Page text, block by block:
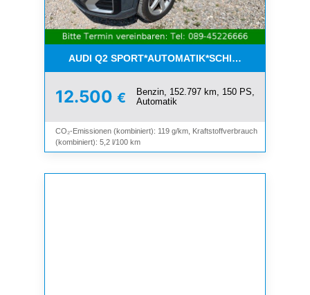
AUDI Q2 SPORT*AUTOMATIK*SCHIEBEDACH*8-
12.500 €
Benzin, 152.797 km, 150 PS,
Automatik
CO₂-Emissionen (kombiniert): 119 g/km, Kraftstoffverbrauch
(kombiniert): 5,2 l/100 km